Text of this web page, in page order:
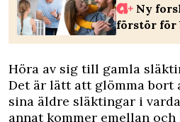
Ny
förstör för
Höra av sig till gamla
Det är lätt att glömma bort
sina äldre släktingar i
annat kommer emellan